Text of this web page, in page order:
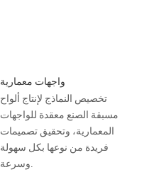
واجهات معمارية
تخصيص النماذج لإنتاج ألواح
مسبقة الصنع معقدة للواجهات
المعمارية، وتحقيق تصميمات
فريدة من نوعها بكل سهولة
وسرعة.